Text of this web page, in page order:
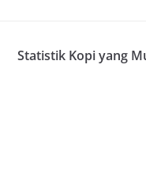
Statistik Kopi yang